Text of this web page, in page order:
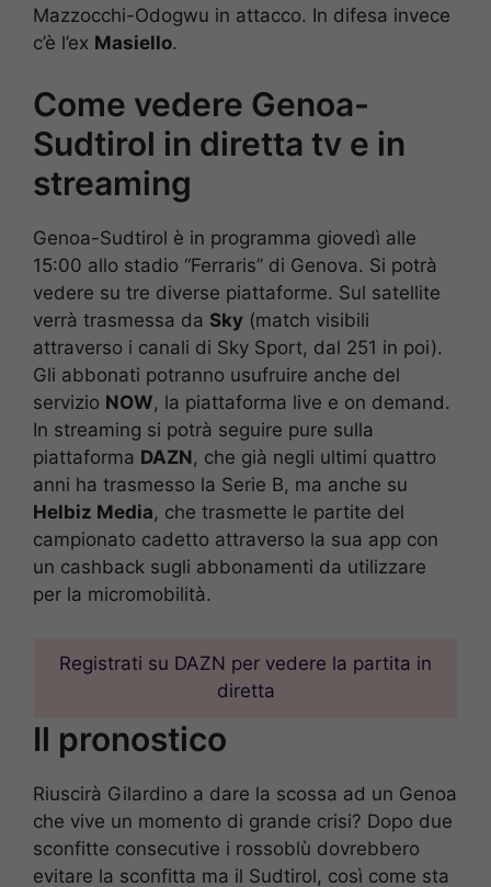
Mazzocchi-Odogwu in attacco. In difesa invece
c’è l’ex Masiello.
Come vedere Genoa-
Sudtirol in diretta tv e in
streaming
Genoa-Sudtirol è in programma giovedì alle
15:00 allo stadio “Ferraris” di Genova. Si potrà
vedere su tre diverse piattaforme. Sul satellite
verrà trasmessa da Sky (match visibili
attraverso i canali di Sky Sport, dal 251 in poi).
Gli abbonati potranno usufruire anche del
servizio NOW, la piattaforma live e on demand.
In streaming si potrà seguire pure sulla
piattaforma DAZN, che già negli ultimi quattro
anni ha trasmesso la Serie B, ma anche su
Helbiz Media, che trasmette le partite del
campionato cadetto attraverso la sua app con
un cashback sugli abbonamenti da utilizzare
per la micromobilità.
Registrati su DAZN per vedere la partita in
diretta
Il pronostico
Riuscirà Gilardino a dare la scossa ad un Genoa
che vive un momento di grande crisi? Dopo due
sconfitte consecutive i rossoblù dovrebbero
evitare la sconfitta ma il Sudtirol, così come sta